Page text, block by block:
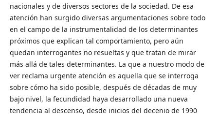
nacionales y de diversos sectores de la sociedad. De esa
atención han surgido diversas argumentaciones sobre todo
en el campo de la instrumentalidad de los determinantes
próximos que explican tal comportamiento, pero aún
quedan interrogantes no resueltas y que tratan de mirar
más allá de tales determinantes. La que a nuestro modo de
ver reclama urgente atención es aquella que se interroga
sobre cómo ha sido posible, después de décadas de muy
bajo nivel, la fecundidad haya desarrollado una nueva
tendencia al descenso, desde inicios del decenio de 1990